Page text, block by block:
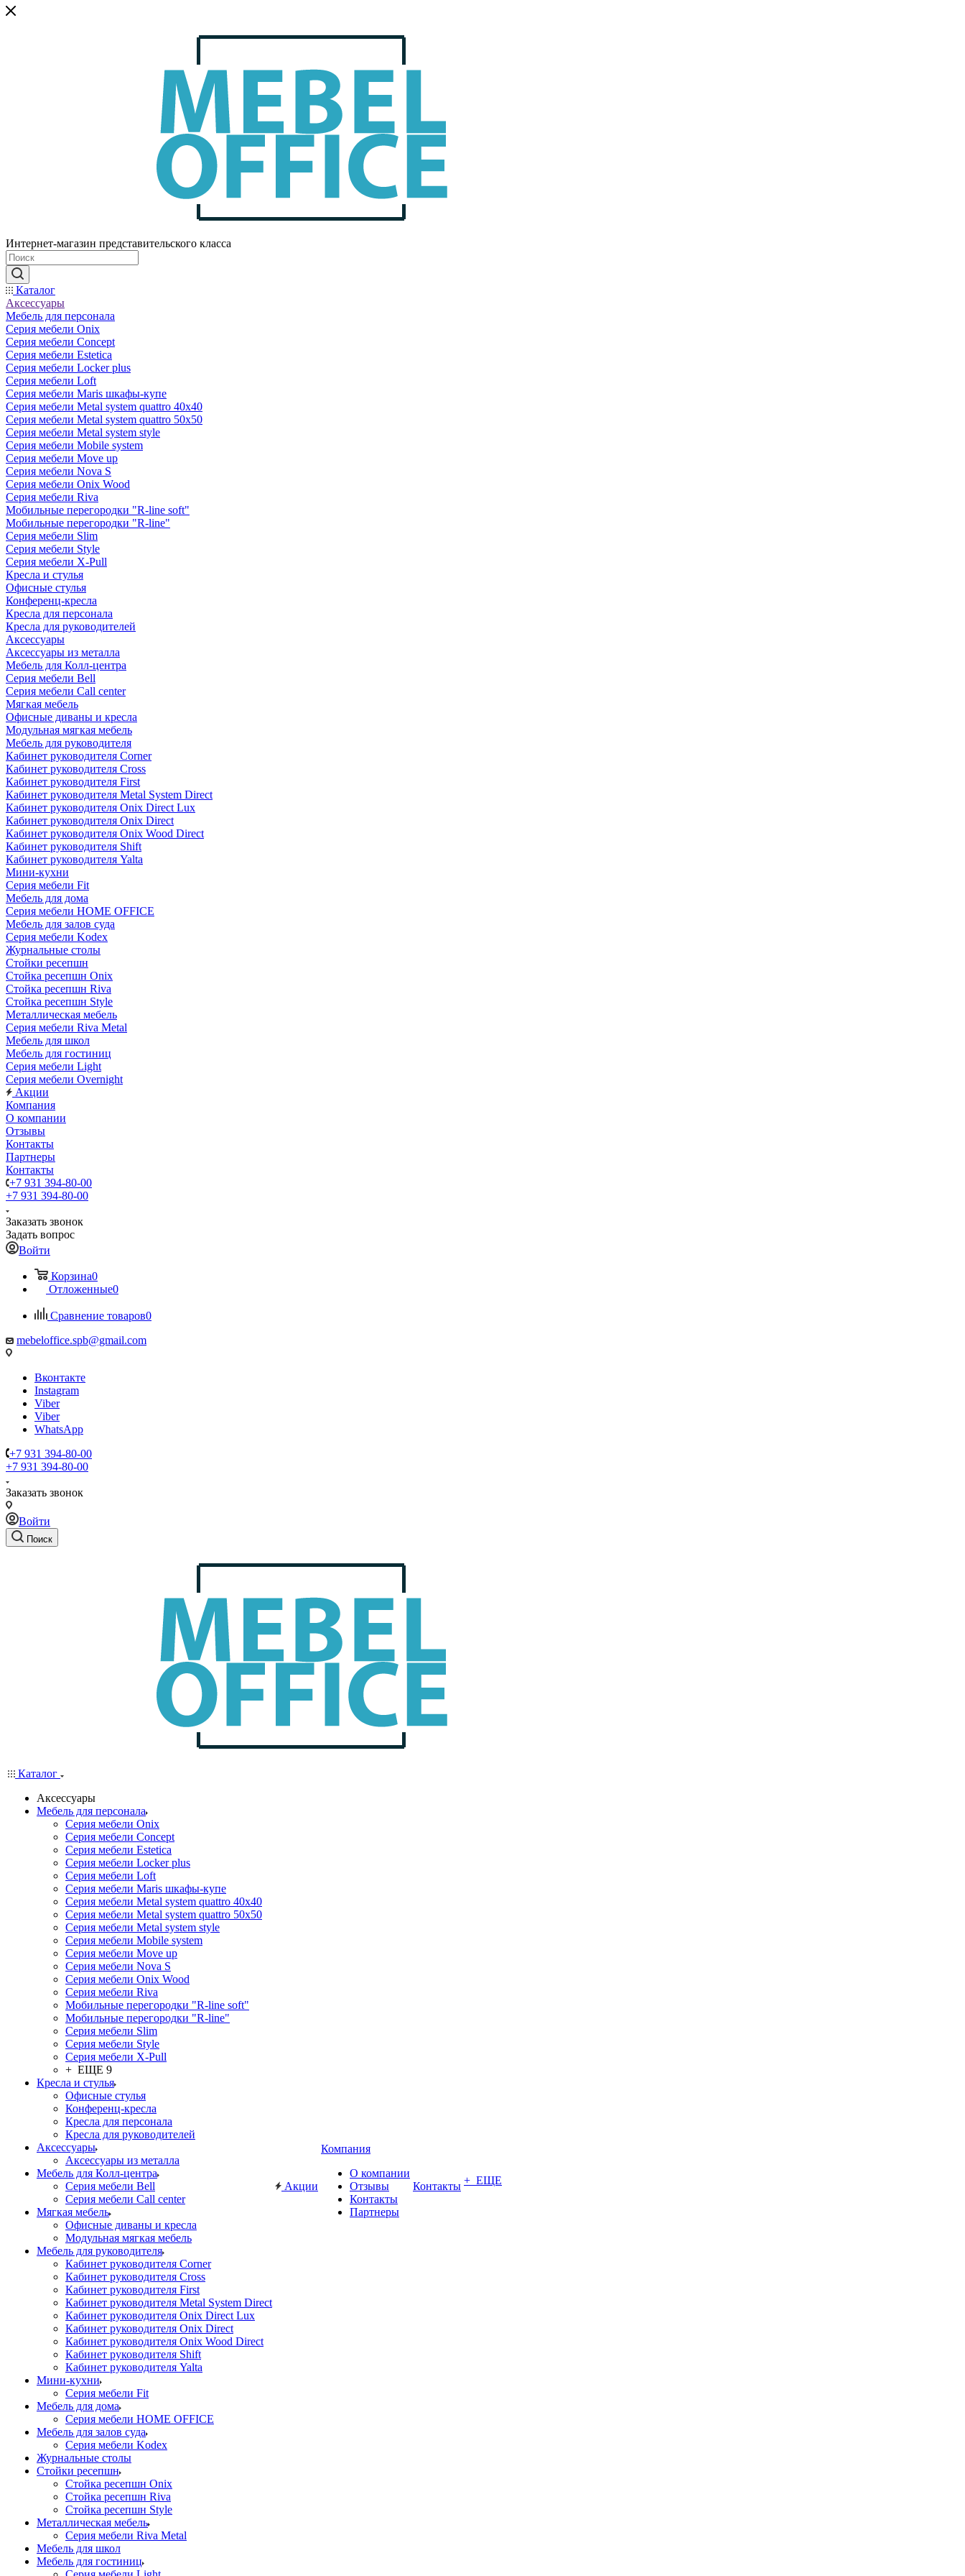
Интернет-магазин представительского класса
Каталог
Аксессуары
Мебель для персонала
Серия мебели Onix
Серия мебели Concept
Серия мебели Estetica
Серия мебели Locker plus
Серия мебели Loft
Серия мебели Maris шкафы-купе
Серия мебели Metal system quattro 40x40
Серия мебели Metal system quattro 50x50
Серия мебели Metal system style
Серия мебели Mobile system
Серия мебели Move up
Серия мебели Nova S
Серия мебели Onix Wood
Серия мебели Riva
Мобильные перегородки "R-line soft"
Мобильные перегородки "R-line"
Серия мебели Slim
Серия мебели Style
Серия мебели X-Pull
Кресла и стулья
Офисные стулья
Конференц-кресла
Кресла для персонала
Кресла для руководителей
Аксессуары
Аксессуары из металла
Мебель для Колл-центра
Серия мебели Bell
Серия мебели Call center
Мягкая мебель
Офисные диваны и кресла
Модульная мягкая мебель
Мебель для руководителя
Кабинет руководителя Corner
Кабинет руководителя Cross
Кабинет руководителя First
Кабинет руководителя Metal System Direct
Кабинет руководителя Onix Direct Lux
Кабинет руководителя Onix Direct
Кабинет руководителя Onix Wood Direct
Кабинет руководителя Shift
Кабинет руководителя Yalta
Мини-кухни
Серия мебели Fit
Мебель для дома
Серия мебели HOME OFFICE
Мебель для залов суда
Серия мебели Kodex
Журнальные столы
Стойки ресепшн
Стойка ресепшн Onix
Стойка ресепшн Riva
Стойка ресепшн Style
Металлическая мебель
Серия мебели Riva Metal
Мебель для школ
Мебель для гостиниц
Серия мебели Light
Серия мебели Overnight
Акции
Компания
О компании
Отзывы
Контакты
Партнеры
Контакты
+7 931 394-80-00
+7 931 394-80-00
Заказать звонок
Задать вопрос
Войти
Корзина0
Отложенные0
Сравнение товаров0
mebeloffice.spb@gmail.com
Вконтакте
Instagram
Viber
Viber
WhatsApp
+7 931 394-80-00
+7 931 394-80-00
Заказать звонок
Войти
Поиск
Каталог
Аксессуары
Мебель для персонала
Серия мебели Onix
Серия мебели Concept
Серия мебели Estetica
Серия мебели Locker plus
Серия мебели Loft
Серия мебели Maris шкафы-купе
Серия мебели Metal system quattro 40x40
Серия мебели Metal system quattro 50x50
Серия мебели Metal system style
Серия мебели Mobile system
Серия мебели Move up
Серия мебели Nova S
Серия мебели Onix Wood
Серия мебели Riva
Мобильные перегородки "R-line soft"
Мобильные перегородки "R-line"
Серия мебели Slim
Серия мебели Style
Серия мебели X-Pull
+ ЕЩЕ 9
Кресла и стулья
Офисные стулья
Конференц-кресла
Кресла для персонала
Кресла для руководителей
Аксессуары
Аксессуары из металла
Мебель для Колл-центра
Серия мебели Bell
Серия мебели Call center
Мягкая мебель
Офисные диваны и кресла
Модульная мягкая мебель
Мебель для руководителя
Кабинет руководителя Corner
Кабинет руководителя Cross
Кабинет руководителя First
Кабинет руководителя Metal System Direct
Кабинет руководителя Onix Direct Lux
Кабинет руководителя Onix Direct
Кабинет руководителя Onix Wood Direct
Кабинет руководителя Shift
Кабинет руководителя Yalta
Мини-кухни
Серия мебели Fit
Мебель для дома
Серия мебели HOME OFFICE
Мебель для залов суда
Серия мебели Kodex
Журнальные столы
Стойки ресепшн
Стойка ресепшн Onix
Стойка ресепшн Riva
Стойка ресепшн Style
Металлическая мебель
Серия мебели Riva Metal
Мебель для школ
Мебель для гостиниц
Акции
Компания
О компании
Отзывы
Контакты
Партнеры
Контакты + ЕЩЕ